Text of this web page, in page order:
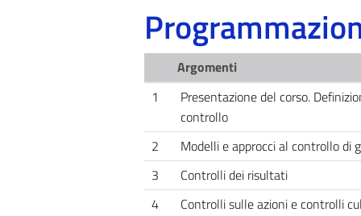
Argomenti
1
Presentazione del corso.
controllo
2
Modelli e approcci al controllo di
3
Controlli dei risultati
4
Controlli sulle azioni e controlli